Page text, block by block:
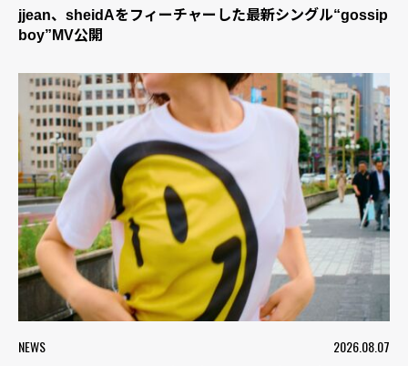
jjean、sheidAをフィーチャーした最新シングル“gossip
boy”MV公開
NEWS 2026.08.07